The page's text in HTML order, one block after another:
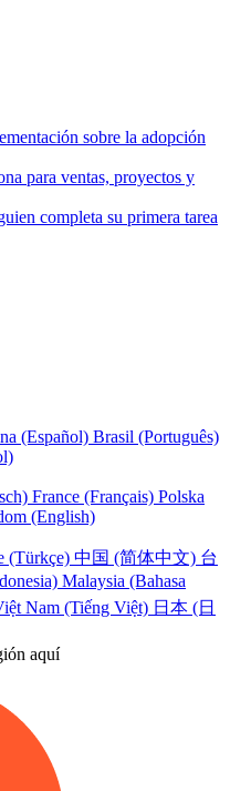
sobre la adopción
para ventas, proyectos y
completa su primera tarea
(Español) Brasil (Português)
France (Français) Polska
(English)
(Türkçe) 中国 (简体中文) 台
Malaysia (Bahasa
Nam (Tiếng Việt) 日本 (日
aquí